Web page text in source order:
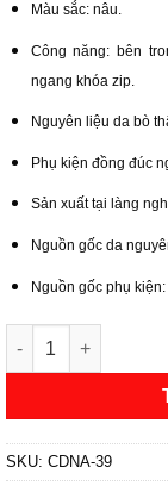
Màu sắc: nâu.
Công năng: bên
ngang khóa zip.
Nguyên liệu da bò
Phụ kiện đồng đúc
Sản xuất tại làng
Nguồn gốc da
Nguồn gốc phụ kiện:
Cặp Da Cao Cấp
SKU: CDNA-39